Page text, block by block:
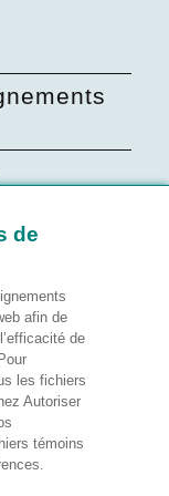
de
afin de
de
les fichiers
Autoriser
témoins